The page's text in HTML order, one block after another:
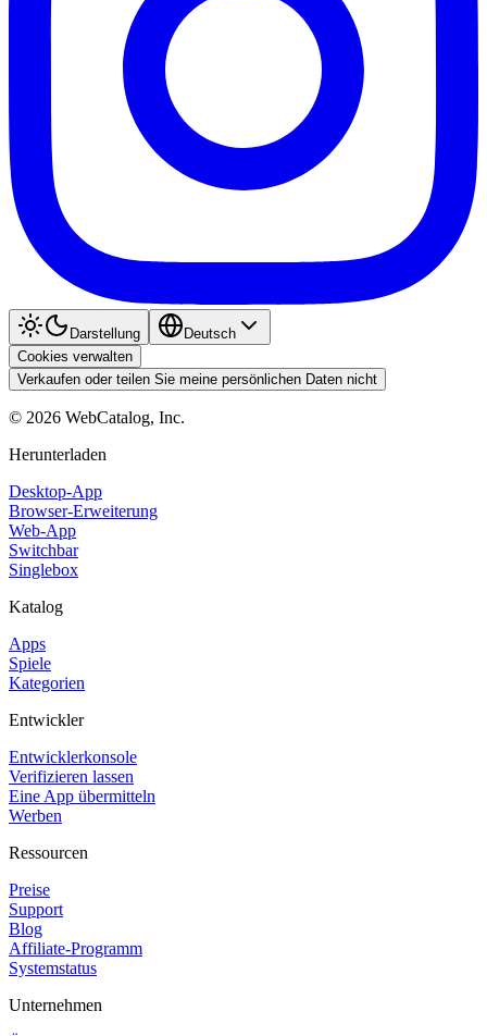
Darstellung
Deutsch
Cookies verwalten
Verkaufen oder teilen Sie meine persönlichen Daten nicht
© 2026 WebCatalog, Inc.
Herunterladen
Desktop-App
Browser-Erweiterung
Web-App
Switchbar
Singlebox
Katalog
Apps
Spiele
Kategorien
Entwickler
Entwicklerkonsole
Verifizieren lassen
Eine App übermitteln
Werben
Ressourcen
Preise
Support
Blog
Affiliate-Programm
Systemstatus
Unternehmen